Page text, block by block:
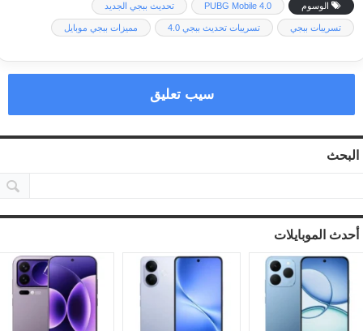
الوسوم PUBG Mobile 4.0 تحديث ببجي الجديد
تسريبات ببجي تسريبات تحديث ببجي 4.0 مميزات ببجي موبايل
سيب تعليق
البحث
أحدث الموبايلات